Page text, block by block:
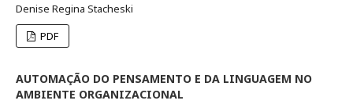
Denise Regina Stacheski
PDF
AUTOMAÇÃO DO PENSAMENTO E DA LINGUAGEM NO
AMBIENTE ORGANIZACIONAL